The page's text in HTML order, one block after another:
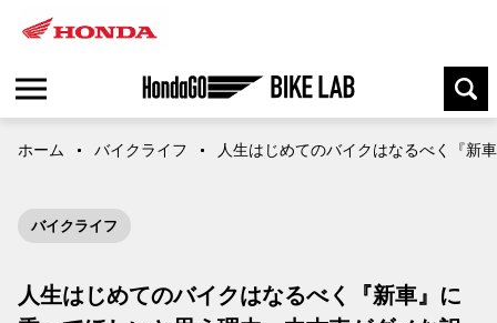
ホーム バイクライフ 人生はじめてのバイクはなるべく『新
バイクライフ
人生はじめてのバイクはなるべく『新車』に